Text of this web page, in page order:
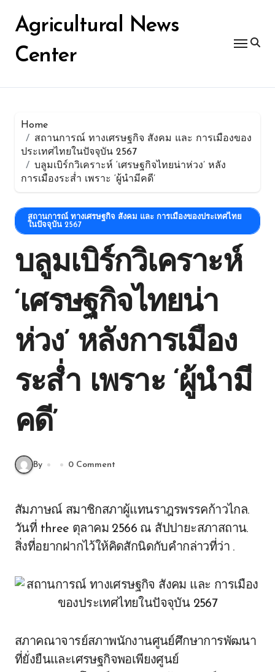
contentAgricultural News
Center
Home
สถานการณ์ ทางเศรษฐกิจ สังคม และ การเมืองของ
ประเทศไทยในปัจจุบัน 2567
บลูมเบิร์กวิเคราะห์ ‘เศรษฐกิจไทยน่าห่วง’ หลัง
การเมืองระส่ำ เพราะ ‘ผู้นำมีคดี’
สถานการณ์ ทางเศรษฐกิจ สังคม และ การเมืองของประเทศไทย
ในปัจจุบัน 2567
บลูมเบิร์กวิเคราะห์
‘เศรษฐกิจไทยน่า
ห่วง’ หลังการเมือง
ระส่ำ เพราะ ‘ผู้นำมี
คดี’
By 0 Comment
สัมภาษณ์ สมาชิกสภาผู้แทนราฎรพรรคก้าวไกล.
วันที่ three ตุลาคม 2566 ณ สัปปายะสภาสถาน.
สิ่งที่อยากฝากไว้ให้คิดสักนิดกับคำกล่าวที่ว่า .
สภาคณาจารย์สภาพนักงานศูนย์ศึกษาการพัฒนา
ที่ยั่งยืนและเศรษฐกิจพอเพียงศูนย์